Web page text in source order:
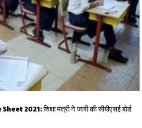
2021: शिक्षा मंत्री ने जारी की सीबीएसई बोर्ड